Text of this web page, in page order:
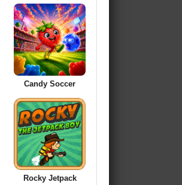
Candy Soccer
Rocky Jetpack